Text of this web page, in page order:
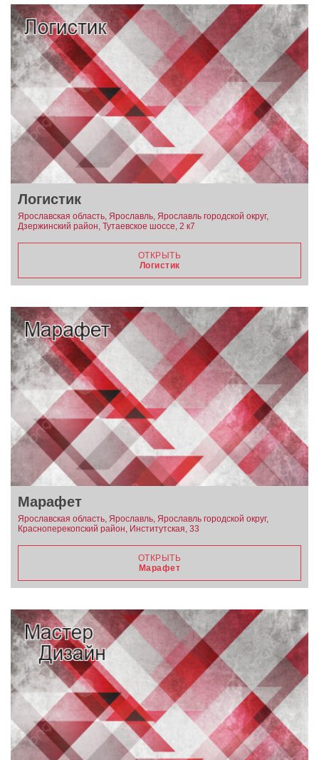
Логистик
Ярославская область, Ярославль, Ярославль городской округ,
Дзержинский район, Тутаевское шоссе, 2 к7
ОТКРЫТЬ
Логистик
Марафет
Ярославская область, Ярославль, Ярославль городской округ,
Красноперекопский район, Институтская, 33
ОТКРЫТЬ
Марафет